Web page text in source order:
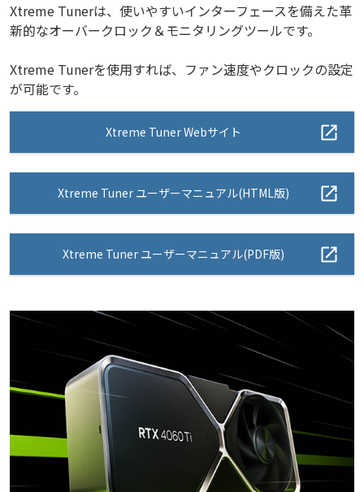
Xtreme Tunerは、使いやすいインターフェースを備えた革
新的なオーバークロック＆モニタリングツールです。
Xtreme Tunerを使用すれば、ファン速度やクロックの設定
が可能です。
Xtreme Tuner Webサイト
Xtreme Tuner ユーザーマニュアル(HTML版)
Xtreme Tuner ユーザーマニュアル(PDF版)